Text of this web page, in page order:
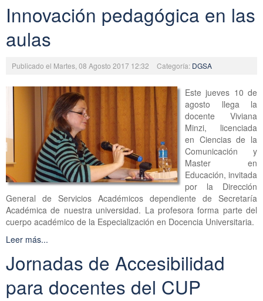
Innovación pedagógica en las
aulas
Publicado el Martes, 08 Agosto 2017 12:32 Categoría: DGSA
Este jueves 10 de
agosto llega la
docente Viviana
Minzi, licenciada
en Ciencias de la
Comunicación y
Master en
Educación, invitada
por la Dirección
General de Servicios Académicos dependiente de Secretaría
Académica de nuestra universidad. La profesora forma parte del
cuerpo académico de la Especialización en Docencia Universitaria.
Leer más...
Jornadas de Accesibilidad
para docentes del CUP